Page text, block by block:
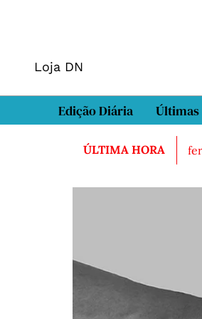
Loja DN
Edição Diária Últimas
ÚLTIMA HORA
morto em Sintra Três feridos